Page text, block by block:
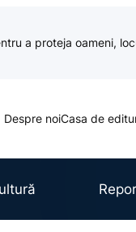
a proteja oameni,
Despre noiCasa de